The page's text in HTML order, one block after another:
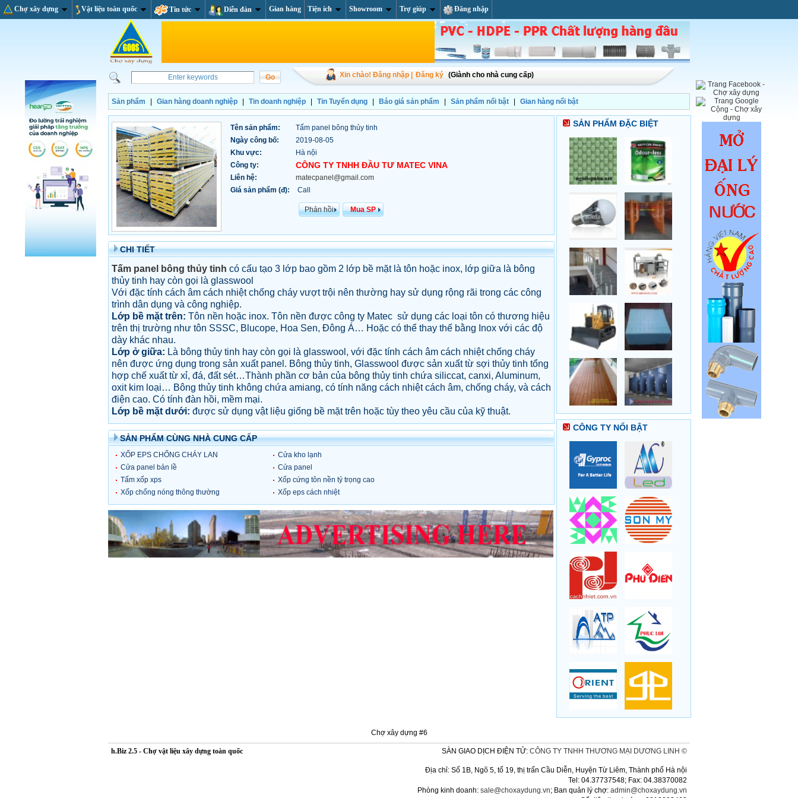
Chợ xây dựng Vật liệu toàn quốc Tin tức Diễn đàn Gian hàng Tiện ích Showroom Trợ giúp Đăng nhập
Xin chào! Đăng nhập | Đăng ký (Giành cho nhà cung cấp)
Sản phẩm Gian hàng doanh nghiệp Tin doanh nghiệp Tin Tuyển dụng Báo giá sản phẩm Sản phẩm nổi bật Gian hàng nổi bật
Tên sản phẩm:
Tấm panel bông thủy tinh
Ngày công bố:
2019-08-05
Khu vực:
Hà nội
Công ty:
CÔNG TY TNHH ĐẦU TƯ MATEC VINA
Liên hệ:
matecpanel@gmail.com
Giá sản phẩm (đ):
Call
Phản hồi Mua SP
CHI TIẾT
Tấm panel bông thủy tinh có cấu tạo 3 lớp bao gồm 2 lớp bề mặt là tôn hoặc inox, lớp giữa là bông
thủy tinh hay còn gọi là glasswool
Với đặc tính cách âm cách nhiệt chống cháy vượt trội nên thường hay sử dụng rộng rãi trong các công
trình dân dụng và công nghiệp.
Lớp bề mặt trên: Tôn nền hoặc inox. Tôn nền được công ty Matec sử dụng các loại tôn có thương hiệu
trên thị trường như tôn SSSC, Blucope, Hoa Sen, Đông Á… Hoặc có thể thay thế bằng Inox với các độ
dày khác nhau.
Lớp ở giữa: Là bông thủy tinh hay còn gọi là glasswool, với đặc tính cách âm cách nhiệt chống cháy
nên được ứng dụng trong sản xuất panel. Bông thủy tinh, Glasswool được sản xuất từ sợi thủy tinh tổng
hợp chế xuất từ xỉ, đá, đất sét…Thành phần cơ bản của bông thủy tinh chứa siliccat, canxi, Aluminum,
oxit kim loại… Bông thủy tinh không chứa amiang, có tính năng cách nhiệt cách âm, chống cháy, và cách
điện cao. Có tính đàn hồi, mềm mại.
Lớp bề mặt dưới: được sử dụng vật liệu giống bề mặt trên hoặc tùy theo yêu cầu của kỹ thuật.
SẢN PHẨM CÙNG NHÀ CUNG CẤP
XỐP EPS CHỐNG CHÁY LAN
HẠT TRẮNG
Cửa kho lạnh
Cửa panel bản lề
Cửa panel
Tấm xốp xps
Xốp cứng tôn nền tỷ trọng cao
Xốp chống nóng thông thường
Xốp eps cách nhiệt
SẢN PHẨM ĐẶC BIỆT
CÔNG TY NỔI BẬT
Chợ xây dựng #6
h.Biz 2.5 - Chợ vật liệu xây dựng toàn quốc SÀN GIAO DỊCH ĐIỆN TỬ: CÔNG TY TNHH THƯƠNG MẠI DƯƠNG LINH ©
Địa chỉ: Số 1B, Ngõ 5, tổ 19, thị trấn Cầu Diễn, Huyện Từ Liêm, Thành phố Hà nội
Tel: 04.37737548; Fax: 04.38370082
Phòng kinh doanh: sale@choxaydung.vn; Ban quản lý chợ: admin@choxaydung.vn